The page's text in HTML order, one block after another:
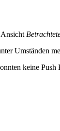
Umständen
keine